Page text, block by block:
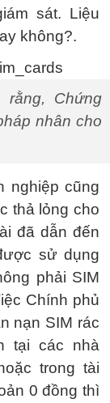
sát. Liệu
không?.
rằng, Chứng
nhân cho
nghiệp cũng
thả lỏng cho
đã dẫn đến
sử dụng
phải SIM
Chính phủ
nạn SIM rác
tại các nhà
trong tài
0 đồng thì